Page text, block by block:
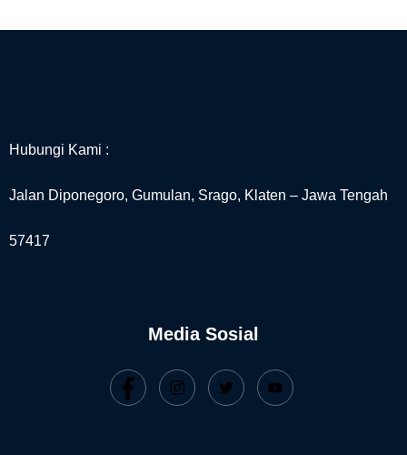
Hubungi Kami :
Jalan Diponegoro, Gumulan, Srago, Klaten – Jawa Tengah
57417
Media Sosial